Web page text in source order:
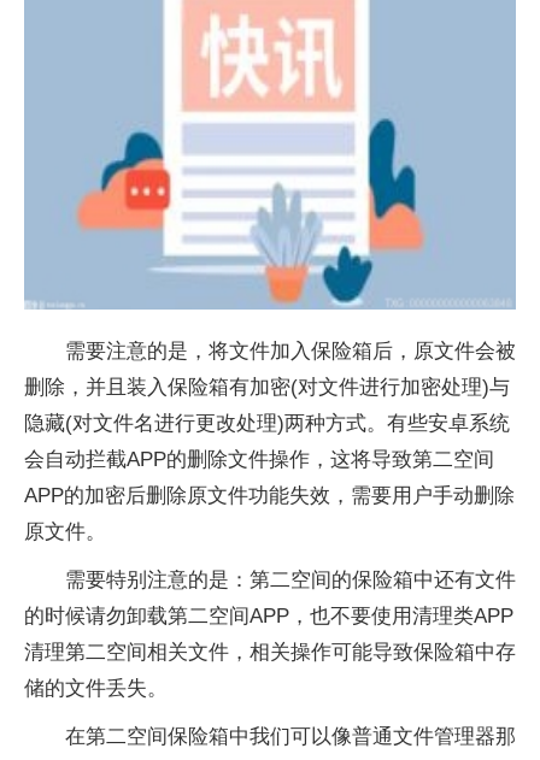
需要注意的是，将文件加入保险箱后，原文件会被
删除，并且装入保险箱有加密(对文件进行加密处理)与
隐藏(对文件名进行更改处理)两种方式。有些安卓系统
会自动拦截APP的删除文件操作，这将导致第二空间
APP的加密后删除原文件功能失效，需要用户手动删除
原文件。
需要特别注意的是：第二空间的保险箱中还有文件
的时候请勿卸载第二空间APP，也不要使用清理类APP
清理第二空间相关文件，相关操作可能导致保险箱中存
储的文件丢失。
在第二空间保险箱中我们可以像普通文件管理器那